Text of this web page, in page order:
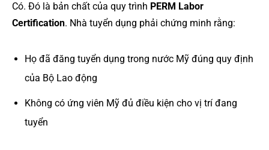
Có. Đó là bản chất của quy trình PERM Labor
Certification. Nhà tuyển dụng phải chứng minh rằng:
Họ đã đăng tuyển dụng trong nước Mỹ đúng quy định
của Bộ Lao động
Không có ứng viên Mỹ đủ điều kiện cho vị trí đang
tuyển